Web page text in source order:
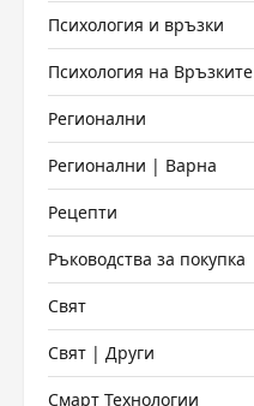
Психология и връзки
Психология на Връзките
Регионални
Регионални | Варна
Рецепти
Ръководства за покупка
Свят
Свят | Други
Смарт Технологии